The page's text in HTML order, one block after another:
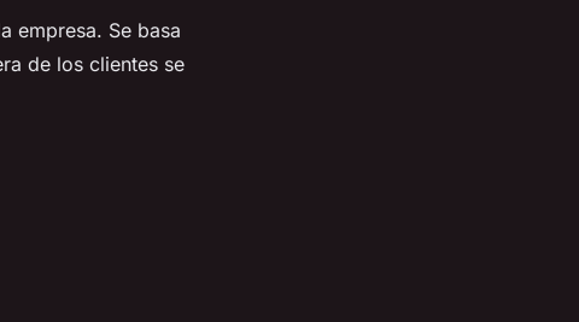
empresa. Se basa
de los clientes se